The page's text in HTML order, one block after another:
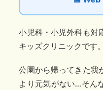
小児科・小児外科も対
キッズクリニックです。
公園から帰ってきた我
より元気がない…そん